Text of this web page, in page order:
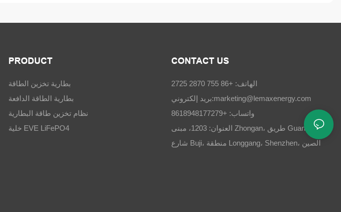
PRODUCT
بطارية تخزين الطاقة
بطارية الطاقة الدافعة
نظام تخزين طاقة البطارية
خلية EVE LiFePO4
CONTACT US
الهاتف: +86 755 2870 2725
بريد إلكتروني:marketing@lemaxenergy.com
واتساب: +8618948177279
العنوان: 1203، مبنى Zhongan، طريق Guangchang،
شارع Buji، منطقة Longgang، Shenzhen، الصين